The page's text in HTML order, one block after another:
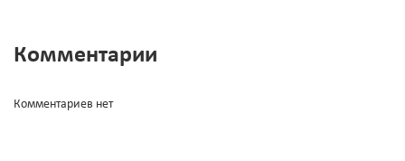
Комментарии
Комментариев нет